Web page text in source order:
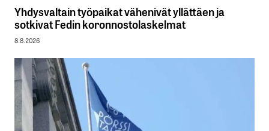
Yhdysvaltain työpaikat vähenivät yllättäen ja
sotkivat Fedin koronnostolaskelmat
8.8.2026